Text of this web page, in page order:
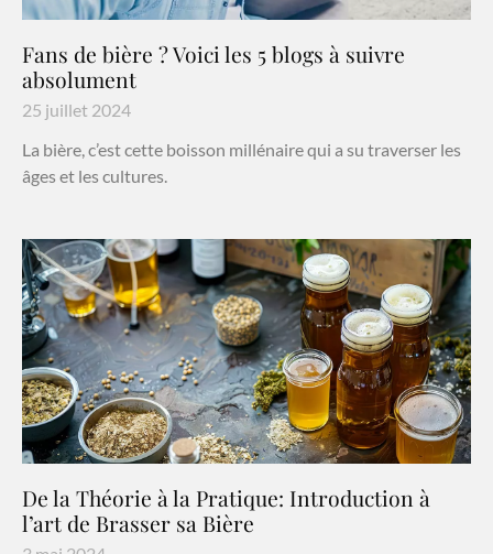
Fans de bière ? Voici les 5 blogs à suivre
absolument
25 juillet 2024
La bière, c’est cette boisson millénaire qui a su traverser les
âges et les cultures.
De la Théorie à la Pratique: Introduction à
l’art de Brasser sa Bière